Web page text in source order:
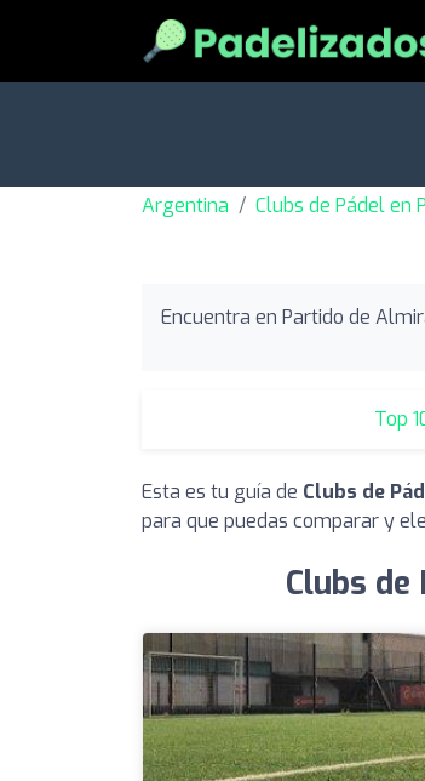
Argentina Clubs de Pádel en
Encuentra en Partido de
Top
Esta es tu guía de Clubs de
para que puedas comparar y
Clubs